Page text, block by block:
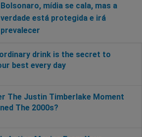
Bolsonaro, mídia se cala, mas a
verdade está protegida e irá
prevalecer